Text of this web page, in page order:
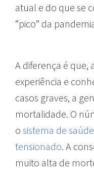
atual e do que se
“pico” da
A diferença é que,
experiência e
casos graves, a
mortalidade. O
o sistema de
tensionado. A
muito alta de